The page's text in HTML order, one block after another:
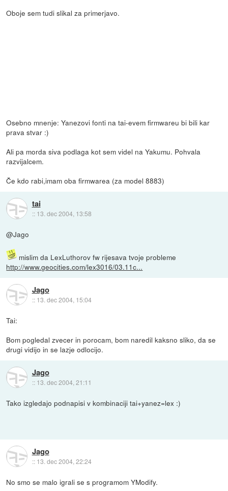
Oboje sem tudi slikal za primerjavo.
Osebno mnenje: Yanezovi fonti na tai-evem firmwareu bi bili kar
prava stvar :)
Ali pa morda siva podlaga kot sem videl na Yakumu. Pohvala
razvijalcem.
Če kdo rabi,imam oba firmwarea (za model 8883)
tai
:: 13. dec 2004, 13:58
@Jago
mislim da LexLuthorov fw rijesava tvoje probleme
http://www.geocities.com/lex3016/03.11c...
Jago
:: 13. dec 2004, 15:04
Tai:
Bom pogledal zvecer in porocam, bom naredil kaksno sliko, da se
drugi vidijo in se lazje odlocijo.
Jago
:: 13. dec 2004, 21:11
Tako izgledajo podnapisi v kombinaciji tai+yanez=lex :)
Jago
:: 13. dec 2004, 22:24
No smo se malo igrali se s programom YModify.